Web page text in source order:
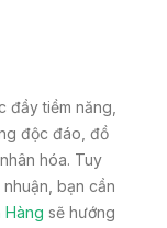
đầy tiềm năng,
độc đáo, đồ
hóa. Tuy
bạn cần
Hàng sẽ hướng